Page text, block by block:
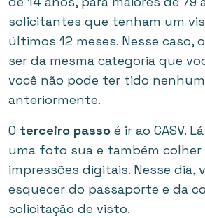
solicitantes que tenham um
últimos 12 meses. Nesse caso,
ser da mesma categoria que
você não pode ter tido
anteriormente.
O terceiro passo é ir ao CASV.
uma foto sua e também colher
impressões digitais. Nesse dia,
esquecer do passaporte e da
solicitação de visto.